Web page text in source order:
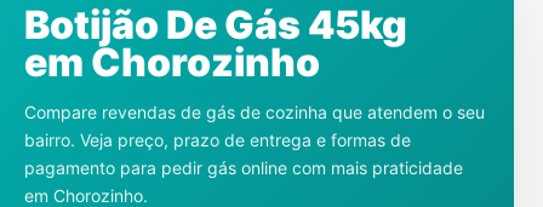
Revendedor
Notícias
Cadastre-se
Botijão De Gás 45kg
em Chorozinho
Compare revendas de gás de cozinha que atendem o seu
bairro. Veja preço, prazo de entrega e formas de
pagamento para pedir gás online com mais praticidade
em Chorozinho.